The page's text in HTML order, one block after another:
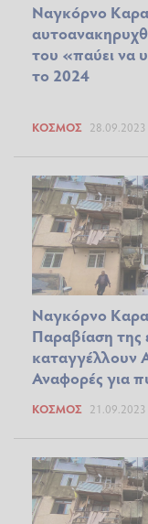
Ναγκόρνο
του «παύει να
το 2024
ΚΌΣΜΟΣ
Ναγκόρνο
Παραβίαση της
καταγγέλλουν
Αναφορές για
ΚΌΣΜΟΣ